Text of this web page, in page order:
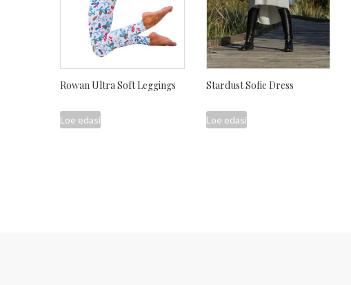
Rowan Ultra Soft Leggings
Loe edasi
Stardust Sofie Dress
Loe edasi